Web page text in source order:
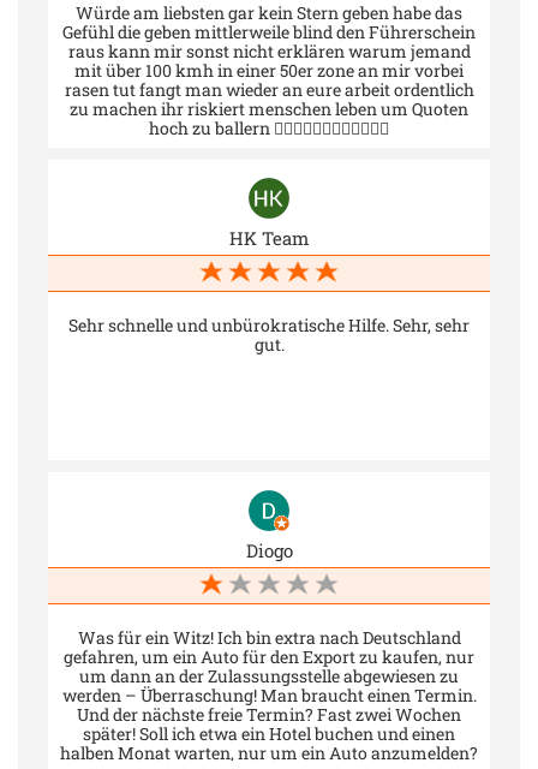
Würde am liebsten gar kein Stern geben habe das
Gefühl die geben mittlerweile blind den Führerschein
raus kann mir sonst nicht erklären warum jemand
mit über 100 kmh in einer 50er zone an mir vorbei
rasen tut fangt man wieder an eure arbeit ordentlich
zu machen ihr riskiert menschen leben um Quoten
hoch zu ballern 👎🏽👎🏽👎🏽👎🏽👎🏽👎🏽
HK Team
Sehr schnelle und unbürokratische Hilfe. Sehr, sehr
gut.
Diogo
Was für ein Witz! Ich bin extra nach Deutschland
gefahren, um ein Auto für den Export zu kaufen, nur
um dann an der Zulassungsstelle abgewiesen zu
werden – Überraschung! Man braucht einen Termin.
Und der nächste freie Termin? Fast zwei Wochen
später! Soll ich etwa ein Hotel buchen und einen
halben Monat warten, nur um ein Auto anzumelden?